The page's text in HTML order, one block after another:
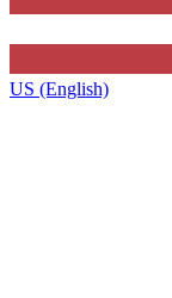
US (English)